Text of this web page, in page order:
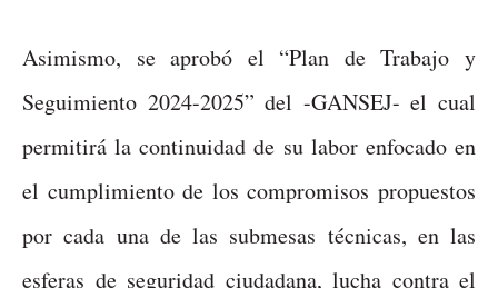
Asimismo, se aprobó el “Plan de Trabajo y
Seguimiento 2024-2025” del -GANSEJ- el cual
permitirá la continuidad de su labor enfocado en
el cumplimiento de los compromisos propuestos
por cada una de las submesas técnicas, en las
esferas de seguridad ciudadana, lucha contra el